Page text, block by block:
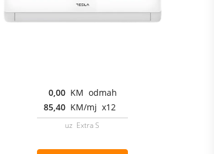
0,00 KM odmah
85,40 KM/mj x12
uz Extra S